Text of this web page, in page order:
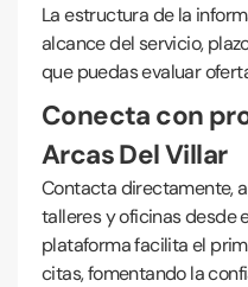
La estructura de la
alcance del servicio,
que puedas evaluar
Conecta con
Arcas Del Villar
Contacta directamente,
talleres y oficinas desde
plataforma facilita el
citas, fomentando la